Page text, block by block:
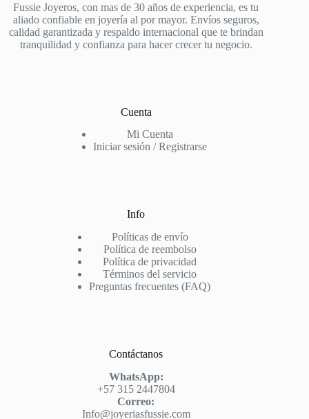
Fussie Joyeros, con mas de 30 años de experiencia, es tu
aliado confiable en joyería al por mayor. Envíos seguros,
calidad garantizada y respaldo internacional que te brindan
tranquilidad y confianza para hacer crecer tu negocio.
Cuenta
Mi Cuenta
Iniciar sesión / Registrarse
Info
Políticas de envío
Política de reembolso
Política de privacidad
Términos del servicio
Preguntas frecuentes (FAQ)
Contáctanos
WhatsApp:
+57 315 2447804
Correo:
Info@joyeriasfussie.com